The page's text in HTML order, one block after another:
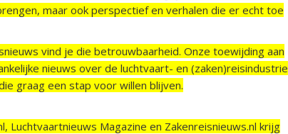
maar ook perspectief en verhalen die er echt toe
vind je die betrouwbaarheid. Onze toewijding aan
nieuws over de luchtvaart- en (zaken)reisindustrie
graag een stap voor willen blijven.
Luchtvaartnieuws Magazine en Zakenreisnieuws.nl krijg